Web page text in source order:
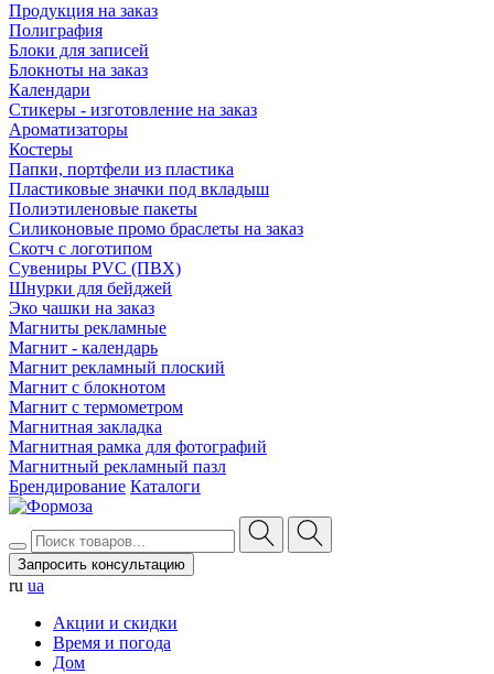
Продукция на заказ
Полиграфия
Блоки для записей
Блокноты на заказ
Календари
Стикеры - изготовление на заказ
Ароматизаторы
Костеры
Папки, портфели из пластика
Пластиковые значки под вкладыш
Полиэтиленовые пакеты
Силиконовые промо браслеты на заказ
Скотч с логотипом
Сувениры PVC (ПВХ)
Шнурки для бейджей
Эко чашки на заказ
Магниты рекламные
Магнит - календарь
Магнит рекламный плоский
Магнит с блокнотом
Магнит с термометром
Магнитная закладка
Магнитная рамка для фотографий
Магнитный рекламный пазл
Брендирование Каталоги
Запросить консультацию
ru ua
Акции и скидки
Время и погода
Дом